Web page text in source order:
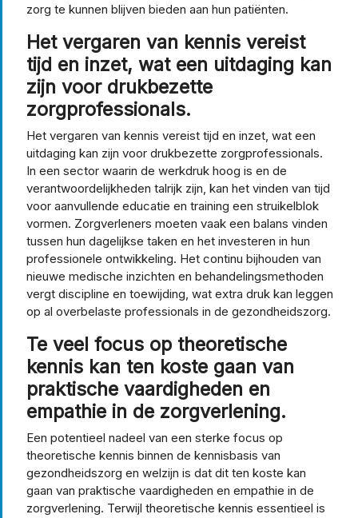
zorg te kunnen blijven bieden aan hun patiënten.
Het vergaren van kennis vereist
tijd en inzet, wat een uitdaging kan
zijn voor drukbezette
zorgprofessionals.
Het vergaren van kennis vereist tijd en inzet, wat een
uitdaging kan zijn voor drukbezette zorgprofessionals.
In een sector waarin de werkdruk hoog is en de
verantwoordelijkheden talrijk zijn, kan het vinden van tijd
voor aanvullende educatie en training een struikelblok
vormen. Zorgverleners moeten vaak een balans vinden
tussen hun dagelijkse taken en het investeren in hun
professionele ontwikkeling. Het continu bijhouden van
nieuwe medische inzichten en behandelingsmethoden
vergt discipline en toewijding, wat extra druk kan leggen
op al overbelaste professionals in de gezondheidszorg.
Te veel focus op theoretische
kennis kan ten koste gaan van
praktische vaardigheden en
empathie in de zorgverlening.
Een potentieel nadeel van een sterke focus op
theoretische kennis binnen de kennisbasis van
gezondheidszorg en welzijn is dat dit ten koste kan
gaan van praktische vaardigheden en empathie in de
zorgverlening. Terwijl theoretische kennis essentieel is